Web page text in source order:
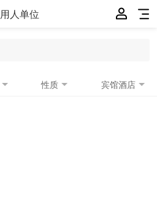
用人单位
性质 宾馆酒店